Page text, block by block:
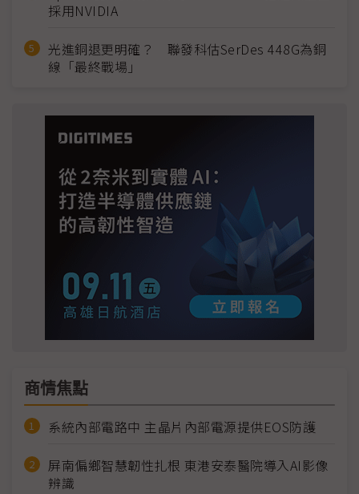
採用NVIDIA
光進銅退更明確？ 聯發科估SerDes 448G為銅
線「最終戰場」
商情焦點
系統內部電路中 主晶片內部電源提供EOS防護
屏南偏鄉智慧韌性扎根 東港安泰醫院導入AI影像
辨識